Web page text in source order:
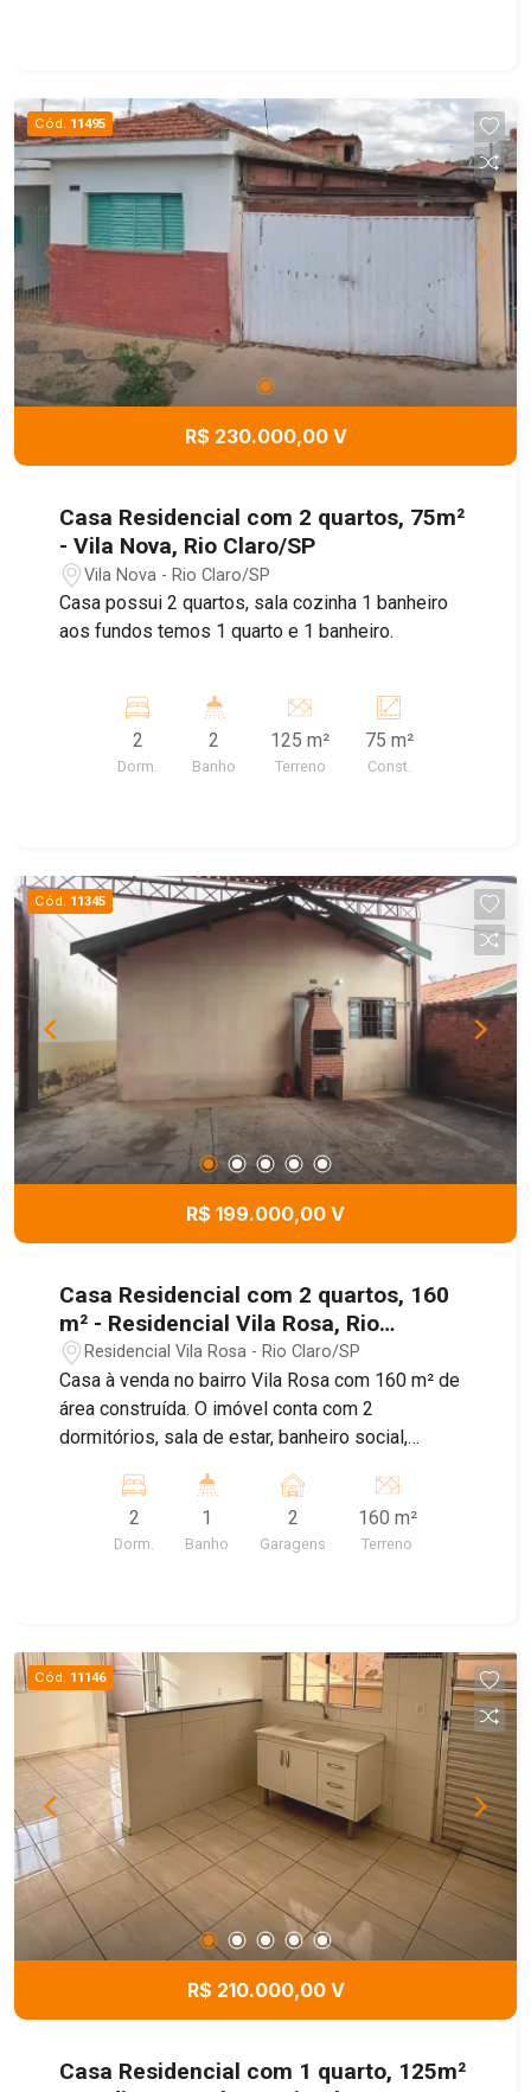
Cód. 11495
R$ 230.000,00 V
Casa Residencial com 2 quartos, 75m²
- Vila Nova, Rio Claro/SP
Vila Nova - Rio Claro/SP
Casa possui 2 quartos, sala cozinha 1 banheiro
aos fundos temos 1 quarto e 1 banheiro.
2
Dorm.
2
Banho
125 m²
Terreno
75 m²
Const.
Cód. 11345
R$ 199.000,00 V
Casa Residencial com 2 quartos, 160
m² - Residencial Vila Rosa, Rio
Claro/SP
Residencial Vila Rosa - Rio Claro/SP
Casa à venda no bairro Vila Rosa com 160 m² de
área construída. O imóvel conta com 2
dormitórios, sala de estar, banheiro social,
com área de serviço e cozinha externa. Possui 2
vagas de garagem cobertas. Agende sua visita!
2
Dorm.
1
Banho
2
Garagens
160 m²
Terreno
Cód. 11146
R$ 210.000,00 V
Casa Residencial com 1 quarto, 125m²